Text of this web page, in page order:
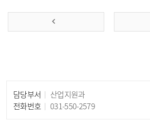
담당부서
산업지원과
전화번호
031-550-2579